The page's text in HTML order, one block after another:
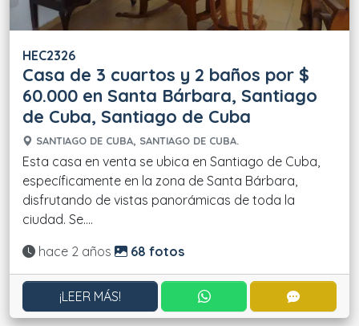
HEC2326
Casa de 3 cuartos y 2 baños por $
60.000 en Santa Bárbara, Santiago
de Cuba, Santiago de Cuba
SANTIAGO DE CUBA, SANTIAGO DE CUBA.
Esta casa en venta se ubica en Santiago de Cuba,
específicamente en la zona de Santa Bárbara,
disfrutando de vistas panorámicas de toda la
ciudad. Se....
Actualizado:
hace 2 años 68 fotos
¡LEER MÁS! CONTACTAR POR